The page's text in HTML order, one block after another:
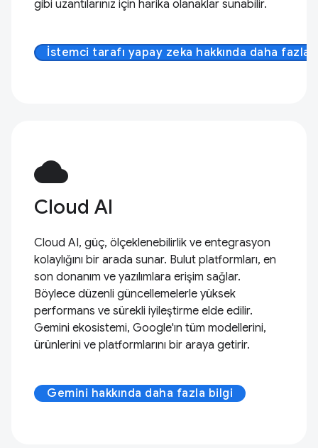
gibi uzantılarınız için harika olanaklar sunabilir.
İstemci tarafı yapay zeka hakkında daha fazla
cloud
Cloud AI
Cloud AI, güç, ölçeklenebilirlik ve entegrasyon
kolaylığını bir arada sunar. Bulut platformları, en
son donanım ve yazılımlara erişim sağlar.
Böylece düzenli güncellemelerle yüksek
performans ve sürekli iyileştirme elde edilir.
Gemini ekosistemi, Google'ın tüm modellerini,
ürünlerini ve platformlarını bir araya getirir.
Gemini hakkında daha fazla bilgi